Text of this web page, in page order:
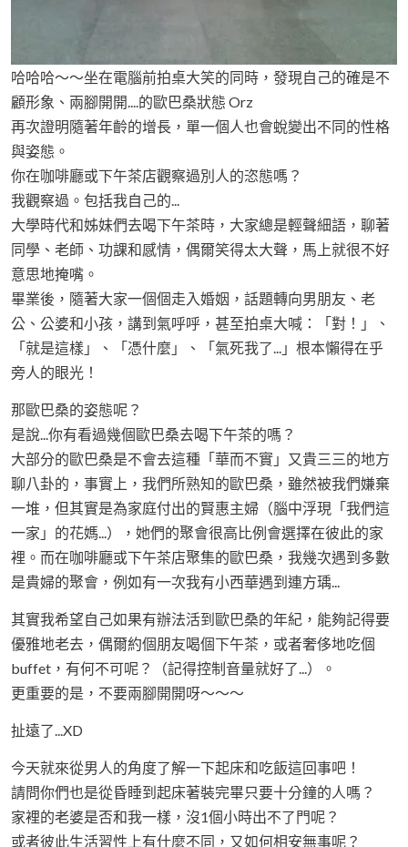
哈哈哈～～坐在電腦前拍桌大笑的同時，發現自己的確是不
顧形象、兩腳開開....的歐巴桑狀態 Orz
再次證明隨著年齡的增長，單一個人也會蛻變出不同的性格
與姿態。
你在咖啡廳或下午茶店觀察過別人的恣態嗎？
我觀察過。包括我自己的...
大學時代和姊妹們去喝下午茶時，大家總是輕聲細語，聊著
同學、老師、功課和感情，偶爾笑得太大聲，馬上就很不好
意思地掩嘴。
畢業後，隨著大家一個個走入婚姻，話題轉向男朋友、老
公、公婆和小孩，講到氣呼呼，甚至拍桌大喊：「對！」、
「就是這樣」、「憑什麼」、「氣死我了...」根本懶得在乎
旁人的眼光！
那歐巴桑的姿態呢？
是說...你有看過幾個歐巴桑去喝下午茶的嗎？
大部分的歐巴桑是不會去這種「華而不實」又貴三三的地方
聊八卦的，事實上，我們所熟知的歐巴桑，雖然被我們嫌棄
一堆，但其實是為家庭付出的賢惠主婦（腦中浮現「我們這
一家」的花媽...），她們的聚會很高比例會選擇在彼此的家
裡。而在咖啡廳或下午茶店聚集的歐巴桑，我幾次遇到多數
是貴婦的聚會，例如有一次我有小西華遇到連方瑀...
其實我希望自己如果有辦法活到歐巴桑的年紀，能夠記得要
優雅地老去，偶爾約個朋友喝個下午茶，或者奢侈地吃個
buffet，有何不可呢？（記得控制音量就好了...）。
更重要的是，不要兩腳開開呀～～～
扯遠了...XD
今天就來從男人的角度了解一下起床和吃飯這回事吧！
請問你們也是從昏睡到起床著裝完畢只要十分鐘的人嗎？
家裡的老婆是否和我一樣，沒1個小時出不了門呢？
或者彼此生活習性上有什麼不同，又如何相安無事呢？